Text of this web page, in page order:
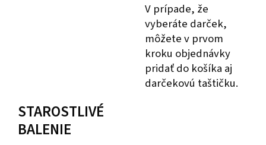
V prípade, že
vyberáte darček,
môžete v prvom
kroku objednávky
pridať do košíka aj
darčekovú taštičku.
STAROSTLIVÉ
BALENIE